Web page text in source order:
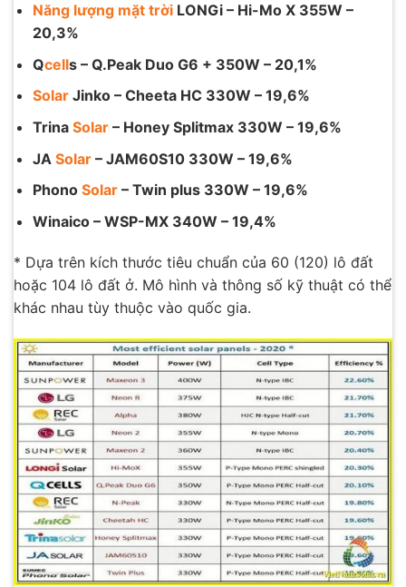
Năng lượng mặt trờiLONGi – Hi-Mo X 355W –
20,3%
Qcells – Q.Peak Duo G6 + 350W – 20,1%
SolarJinko – Cheeta HC 330W – 19,6%
Trina Solar– Honey Splitmax 330W – 19,6%
JA Solar– JAM60S10 330W – 19,6%
Phono Solar– Twin plus 330W – 19,6%
Winaico – WSP-MX 340W – 19,4%
* Dựa trên kích thước tiêu chuẩn của 60 (120) lô đất
hoặc 104 lô đất ở. Mô hình và thông số kỹ thuật có thể
khác nhau tùy thuộc vào quốc gia.